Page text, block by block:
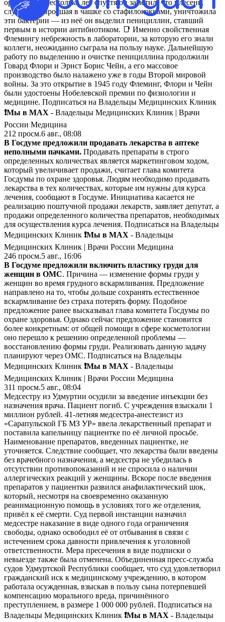
организма. Несколько лет спустя он заметил, что плесень,
случайно выросшая в чашке со стафилококками, уничтожила
эти бактерии — из неё он выделил пенициллин, ставший
первым в истории антибиотиком. 📑 Именно свойственная
Флемингу небрежность в лаборатории, за которую его знали
коллеги, неожиданно сыграла на пользу науке. Дальнейшую
работу по выделению и очистке пенициллина продолжили
Говард Флори и Эрнст Борис Чейн, а его массовое
производство было налажено уже в годы Второй мировой
войны. За это открытие в 1945 году Флеминг, Флори и Чейн
были удостоены Нобелевской премии по физиологии и
медицине. Подписаться на Владельцы Медицинских Клиник
❗️Мы в MAX - Владельцы Медицинских Клиник | Врачи
России Медицина
212 просм.6 авг., 08:08
В Госдуме предложили продавать лекарства в аптеке
неполными пачками. Продавать препараты в строго
определенных количествах является маркетинговом ходом,
который увеличивает продажи, считает глава комитета
Госдумы по охране здоровья. Людям необходимо продавать
лекарства в тех количествах, которые им нужны для курса
лечения, сообщают в Госдуме. Инициатива касается не
реализацию поштучной продажи лекарств, заявляет депутат, а
продажи определенного количества препаратов, необходимых
для осуществления курса лечения. Подписаться на Владельцы
Медицинских Клиник ❗️Мы в MAX - Владельцы
Медицинских Клиник | Врачи России Медицина
246 просм.5 авг., 16:06
В Госдуме предложили включить пластику груди для
женщин в ОМС. Причина — изменение формы груди у
женщин во время грудного вскармливания. Предложение
направлено на то, чтобы дольше сохранять естественное
вскармливание без страха потерять форму. Подобное
предложение ранее высказывал глава комитета Госдумы по
охране здоровья. Однако сейчас предложение становится
более конкретным: от общей помощи в сфере косметологии
оно перешло к решению определенной проблемы —
восстановлению формы груди. Реализовать данную задачу
планируют через ОМС. Подписаться на Владельцы
Медицинских Клиник ❗️Мы в MAX - Владельцы
Медицинских Клиник | Врачи России Медицина
311 просм.5 авг., 08:04
Медсестру из Удмуртии осудили за введение инъекции без
назначения врача. Пациент погиб. С учреждения взыскали 1
миллион рублей. 41-летняя медсестра-анестезист из
«Сарапульской ГБ МЗ УР» ввела лекарственный препарат и
поставила капельницу пациентке по её личной просьбе.
Наименование препаратов, введенных пациентке, не
уточняется. Следствие сообщает, что лекарства были введены
без врачебного назначения, а медсестра не убедилась в
отсутствии противопоказаний и не спросила о наличии
аллергических реакций у женщины. Вскоре после введения
препаратов у пациентки развился анафилактический шок,
который, несмотря на своевременно оказанную
реанимационную помощь в условиях того же отделения,
привёл к её смерти. Суд первой инстанции назначил
медсестре наказание в виде одного года ограничения
свободы, однако освободил её от отбывания в связи с
истечением срока давности привлечения к уголовной
ответственности. Мера пресечения в виде подписки о
невыезде также была отменена. Объединенная пресс-служба
судов Удмуртской Республики сообщает, что суд удовлетворил
гражданский иск к медицинскому учреждению, в котором
работала осужденная, взыскав в пользу сына потерпевшей
компенсацию морального вреда, причинённого
преступлением, в размере 1 000 000 рублей. Подписаться на
Владельцы Медицинских Клиник ❗️Мы в MAX - Владельцы